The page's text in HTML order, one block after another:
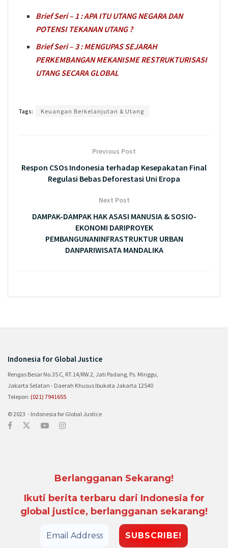
Brief Seri – 1 : APA ITU UTANG NEGARA DAN
POTENSI TEKANAN UTANG ?
Brief Seri – 3 : MENGUPAS SEJARAH
PERKEMBANGAN MEKANISME RESTRUKTURISASI
UTANG SECARA GLOBAL
Tags: Keuangan Berkelanjutan & Utang
Previous Post
Respon CSOs Indonesia terhadap Kesepakatan Final
Regulasi Bebas Deforestasi Uni Eropa
Next Post
DAMPAK-DAMPAK HAK ASASI MANUSIA & SOSIO-
EKONOMI DARIPROYEK
PEMBANGUNANINFRASTRUKTUR URBAN
DANPARIWISATA MANDALIKA
Indonesia for Global Justice
Rengas Besar No.35 C, RT.14/RW.2, Jati Padang, Ps. Minggu,
Jakarta Selatan - Daerah Khusus Ibukota Jakarta 12540
Telepon: (021) 7941655
© 2023 - Indonesia for Global Justice
Berlangganan Sekarang!
Ikuti berita terbaru dari Indonesia for
global justice, berlangganan sekarang!